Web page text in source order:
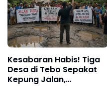
Kesabaran Habis! Tiga
Desa di Tebo Sepakat
Kepung Jalan,